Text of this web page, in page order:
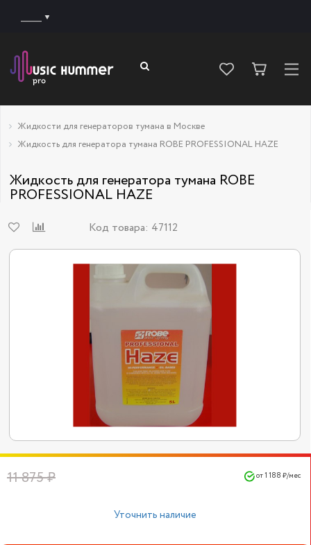
Жидкости для генераторов тумана в Москве
Жидкость для генератора тумана ROBE PROFESSIONAL HAZE
Жидкость для генератора тумана ROBE
PROFESSIONAL HAZE
Код товара: 47112
11 875 ₽ от 1 188 ₽/мес
Уточнить наличие